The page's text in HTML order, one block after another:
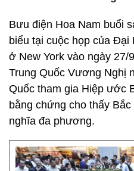
Bưu điện Hoa Nam buổi
biểu tại cuộc họp của
ở New York vào ngày
Trung Quốc Vương Nghị
Quốc tham gia Hiệp ước
bằng chứng cho thấy
nghĩa đa phương.